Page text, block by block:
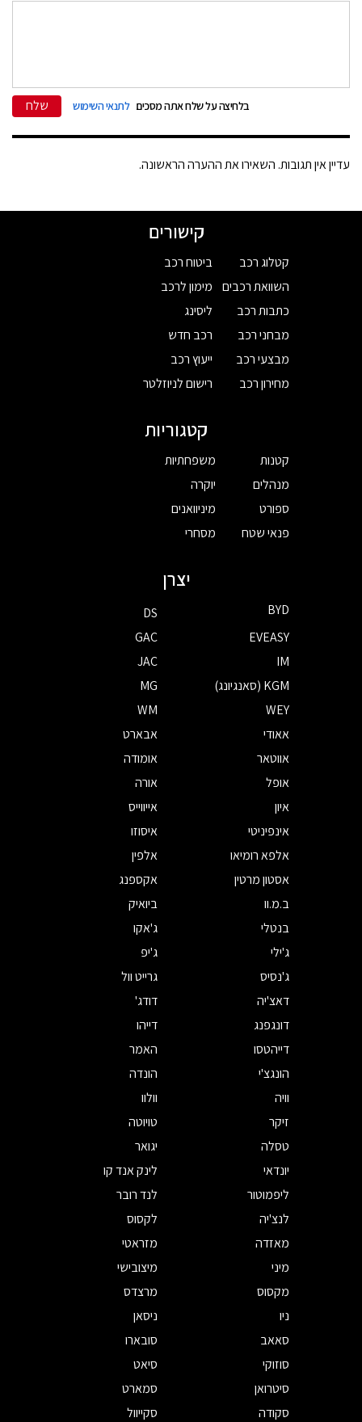
בלחיצה על שלח אתה מסכים לתנאי השימוש שלח
עדיין אין תגובות. השאירו את ההערה הראשונה.
קישורים
קטלוג רכב
השוואת רכבים
כתבות רכב
מבחני רכב
מבצעי רכב
מחירון רכב
ביטוח רכב
מימון לרכב
ליסינג
רכב חדש
ייעוץ רכב
רישום לניוזלטר
קטגוריות
קטנות
מנהלים
ספורט
פנאי שטח
משפחתיות
יוקרה
מיניוואנים
מסחרי
יצרן
BYD
DS
EVEASY
GAC
IM
JAC
KGM (סאנגיונג)
MG
WEY
WM
אאודי
אבארט
אווטאר
אומודה
אופל
אורה
איון
אייווייס
אינפיניטי
איסוזו
אלפא רומיאו
אלפין
אסטון מרטין
אקספנג
ב.מ.וו
ביואיק
בנטלי
ג'אקו
ג'ילי
ג'יפ
ג'נסיס
גרייט וול
דאצ'יה
דודג'
דונגפנג
דייהו
דייהטסו
האמר
הונגצ'י
הונדה
וויה
וולוו
זיקר
טויוטה
טסלה
יגואר
יונדאי
לינק אנד קו
ליפמוטור
לנד רובר
לנצ'יה
לקסוס
מאזדה
מזראטי
מיני
מיצובישי
מקסוס
מרצדס
ניו
ניסאן
סאאב
סובארו
סוזוקי
סיאט
סיטרואן
סמארט
סקודה
סקייוול